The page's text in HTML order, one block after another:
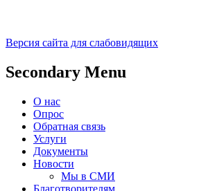
ГКУ "РКЦСОН" МТ и
Версия сайта для слабовидящих
Secondary Menu
О нас
Опрос
Обратная связь
Услуги
Документы
Новости
Мы в СМИ
Благотворителям